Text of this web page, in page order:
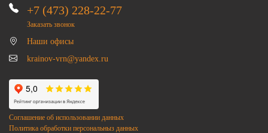
+7 (473) 228-22-77
Заказать звонок
Наши офисы
krainov-vrn@yandex.ru
Соглашение об использовании данных
Политика обработки персональныз данных